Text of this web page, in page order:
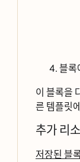
이 블록을
른
추가
저장된